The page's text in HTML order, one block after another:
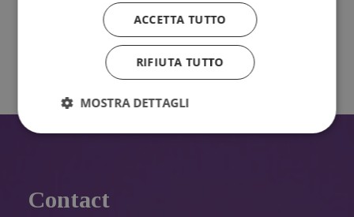
Ho letto e accetto l'Informativa sul trattamento dei
dati personali.
Contact
ACCETTA TUTTO
RIFIUTA TUTTO
MOSTRA DETTAGLI